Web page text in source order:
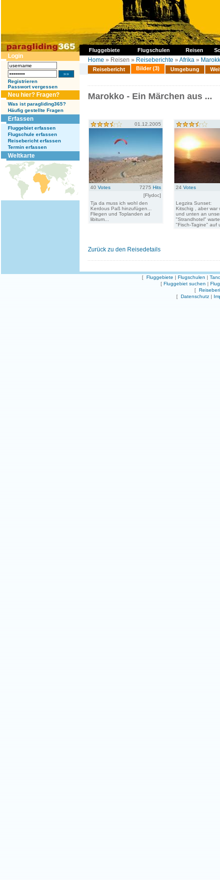
Fluggebiete Flugschulen Reisen
Login
Registrieren
Passwort vergessen
Neu hier? Fragen?
Was ist paragliding365?
Häufig gestellte Fragen
Erfassen
Fluggebiet erfassen
Flugschule erfassen
Reisebericht erfassen
Termin erfassen
Weltkarte
Home » Reisen » Reiseberichte » Afrika »
Reisebericht Bilder (3) Umgebung
Marokko - Ein Märchen aus ...
01.12.2005
40 Votes 7275 Hits
[Flydoc]
Tja da muss ich wohl den
Kerdous Paß hinzufügen...
Fliegen und Toplanden ad
libitum...
24 Votes
Legzira Sunset:
Kitschig , aber war
und unten an
"Strandhotel"
"Fisch-Tagine" auf
Zurück zu den Reisedetails
[ Fluggebiete | Flugschulen |
[ Fluggebiet suchen |
[
[ Datenschutz |